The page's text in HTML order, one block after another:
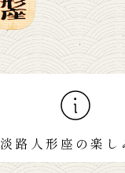
淡路人形座の楽し